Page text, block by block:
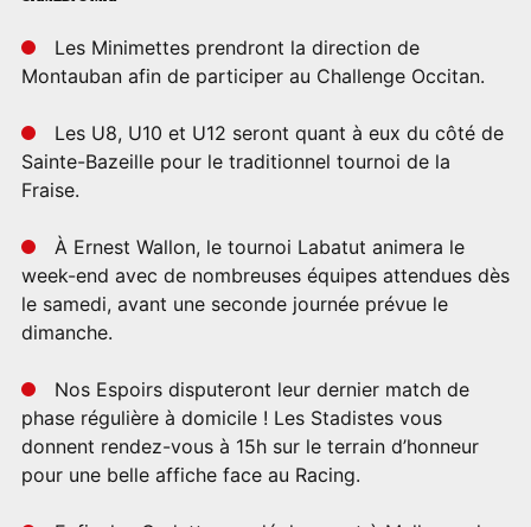
Les Minimettes prendront la direction de
Montauban afin de participer au Challenge Occitan.
Les U8, U10 et U12 seront quant à eux du côté de
Sainte-Bazeille pour le traditionnel tournoi de la
Fraise.
À Ernest Wallon, le tournoi Labatut animera le
week-end avec de nombreuses équipes attendues dès
le samedi, avant une seconde journée prévue le
dimanche.
Nos Espoirs disputeront leur dernier match de
phase régulière à domicile ! Les Stadistes vous
donnent rendez-vous à 15h sur le terrain d’honneur
pour une belle affiche face au Racing.